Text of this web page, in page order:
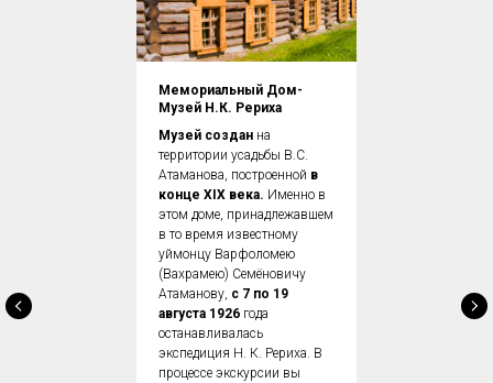
Мемориальный Дом-
Музей Н.К. Рериха
Музей создан на
территории усадьбы В.С.
Атаманова, построенной в
конце ХIХ века. Именно в
этом доме, принадлежавшем
в то время известному
уймонцу Варфоломею
(Вахрамею) Семёновичу
Атаманову, с 7 по 19
августа 1926 года
останавливалась
экспедиция Н. К. Рериха. В
процессе экскурсии вы